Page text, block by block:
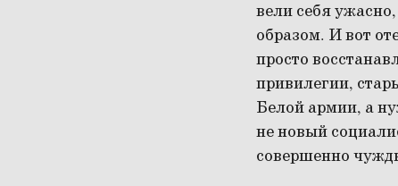
вели себя
образом. И вот
просто
привилегии,
Белой армии, а
не новый
совершенно